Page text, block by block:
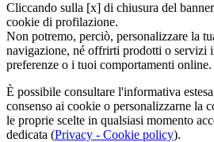
Cliccando sulla [x] di chiusura del
cookie di profilazione.
Non potremo, perciò, personalizzare la
navigazione, né offrirti prodotti o servizi
preferenze o i tuoi comportamenti online.
È possibile consultare l'informativa
consenso ai cookie o personalizzarne la
le proprie scelte in qualsiasi momento
dedicata (Privacy - Cookie policy).